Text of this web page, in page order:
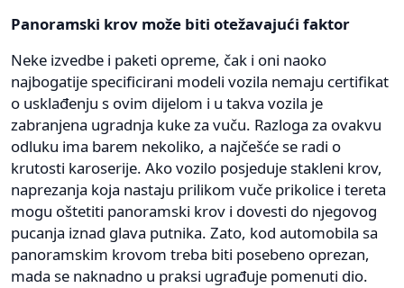
Panoramski krov može biti otežavajući faktor
Neke izvedbe i paketi opreme, čak i oni naoko
najbogatije specificirani modeli vozila nemaju certifikat
o usklađenju s ovim dijelom i u takva vozila je
zabranjena ugradnja kuke za vuču. Razloga za ovakvu
odluku ima barem nekoliko, a najčešće se radi o
krutosti karoserije. Ako vozilo posjeduje stakleni krov,
naprezanja koja nastaju prilikom vuče prikolice i tereta
mogu oštetiti panoramski krov i dovesti do njegovog
pucanja iznad glava putnika. Zato, kod automobila sa
panoramskim krovom treba biti posebeno oprezan,
mada se naknadno u praksi ugrađuje pomenuti dio.